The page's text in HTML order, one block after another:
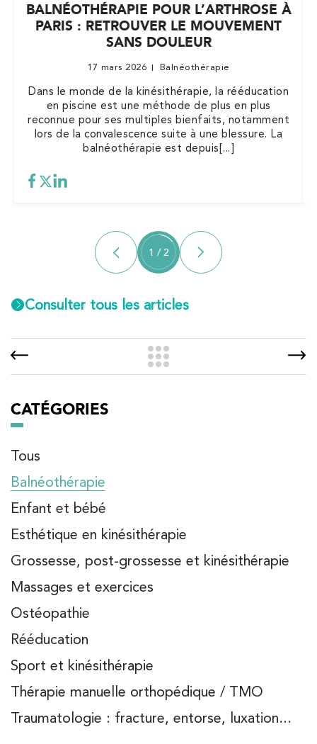
BALNÉOTHÉRAPIE POUR L’ARTHROSE À
PARIS : RETROUVER LE MOUVEMENT
SANS DOULEUR
17 mars 2026 Balnéothérapie
Dans le monde de la kinésithérapie, la rééducation
en piscine est une méthode de plus en plus
reconnue pour ses multiples bienfaits, notamment
lors de la convalescence suite à une blessure. La
balnéothérapie est depuis[...]
1 / 2
Consulter tous les articles
CATÉGORIES
Tous
Balnéothérapie
Enfant et bébé
Esthétique en kinésithérapie
Grossesse, post-grossesse et kinésithérapie
Massages et exercices
Ostéopathie
Rééducation
Sport et kinésithérapie
Thérapie manuelle orthopédique / TMO
Traumatologie : fracture, entorse, luxation...